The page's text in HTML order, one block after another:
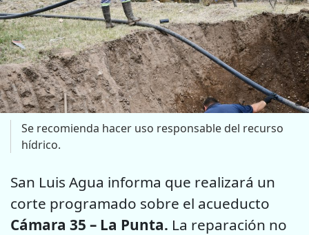
Se recomienda hacer uso responsable del recurso
hídrico.
San Luis Agua informa que realizará un
corte programado sobre el acueducto
Cámara 35 – La Punta. La reparación no